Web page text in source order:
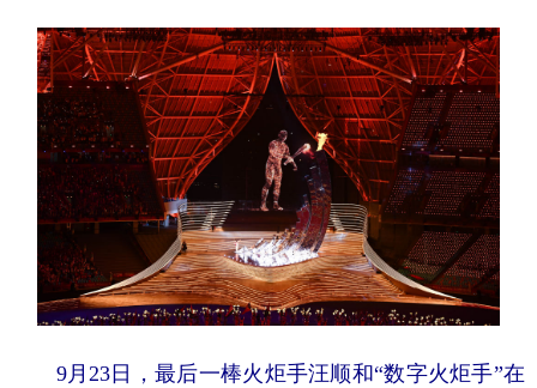
9月23日，最后一棒火炬手汪顺和“数字火炬手”在